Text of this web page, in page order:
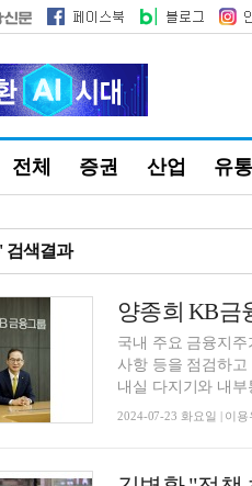
전체 증권 산업 유
검색결과
국내 주요 금융지
사항 등을 점검하
내실 다지기와 내부
2024-07-23 화요일 | 이용